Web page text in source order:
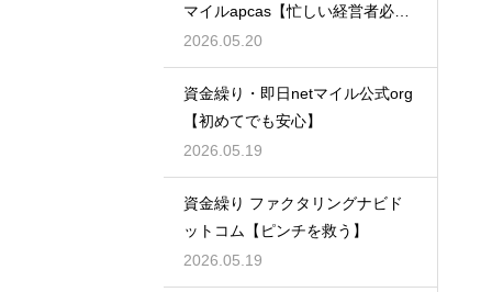
マイルapcas【忙しい経営者必
見】
2026.05.20
資金繰り・即日netマイル公式org
【初めてでも安心】
2026.05.19
資金繰り ファクタリングナビド
ットコム【ピンチを救う】
2026.05.19